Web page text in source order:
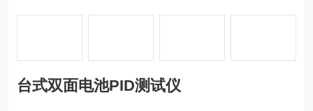
台式双面电池PID测试仪